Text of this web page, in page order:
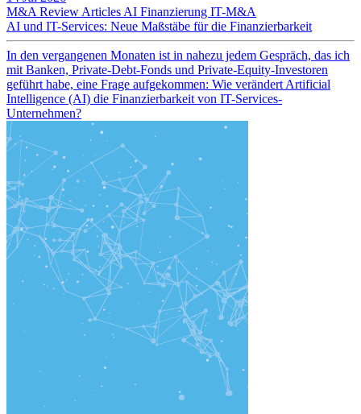
M&A Review Articles AI Finanzierung IT-M&A
AI und IT-Services: Neue Maßstäbe für die Finanzierbarkeit
In den vergangenen Monaten ist in nahezu jedem Gespräch, das ich
mit Banken, Private-Debt-Fonds und Private-Equity-Investoren
geführt habe, eine Frage aufgekommen: Wie verändert Artificial
Intelligence (AI) die Finanzierbarkeit von IT-Services-
Unternehmen?